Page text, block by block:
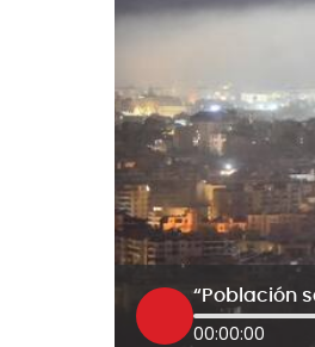
00:00:00